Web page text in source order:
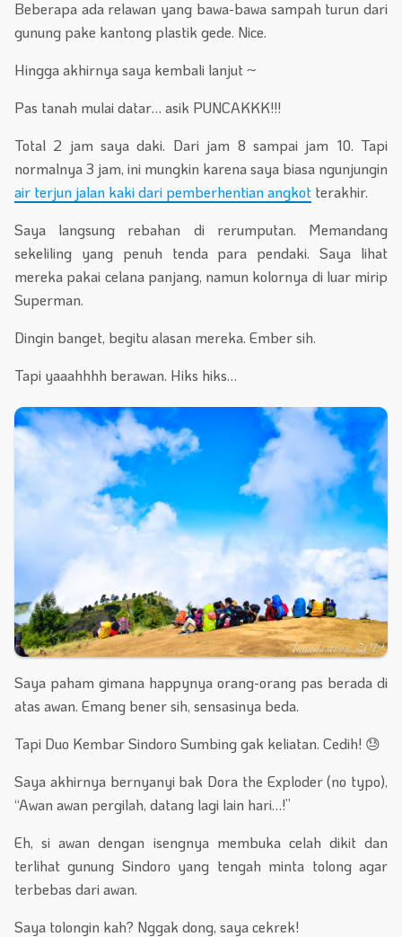
Beberapa ada relawan yang bawa-bawa sampah turun dari
gunung pake kantong plastik gede. Nice.
Hingga akhirnya saya kembali lanjut ~
Pas tanah mulai datar… asik PUNCAKKK!!!
Total 2 jam saya daki. Dari jam 8 sampai jam 10. Tapi
normalnya 3 jam, ini mungkin karena saya biasa ngunjungin
air terjun jalan kaki dari pemberhentian angkot terakhir.
Saya langsung rebahan di rerumputan. Memandang
sekeliling yang penuh tenda para pendaki. Saya lihat
mereka pakai celana panjang, namun kolornya di luar mirip
Superman.
Dingin banget, begitu alasan mereka. Ember sih.
Tapi yaaahhhh berawan. Hiks hiks…
Saya paham gimana happynya orang-orang pas berada di
atas awan. Emang bener sih, sensasinya beda.
Tapi Duo Kembar Sindoro Sumbing gak keliatan. Cedih! 😓
Saya akhirnya bernyanyi bak Dora the Exploder (no typo),
“Awan awan pergilah, datang lagi lain hari…!”
Eh, si awan dengan isengnya membuka celah dikit dan
terlihat gunung Sindoro yang tengah minta tolong agar
terbebas dari awan.
Saya tolongin kah? Nggak dong, saya cekrek!